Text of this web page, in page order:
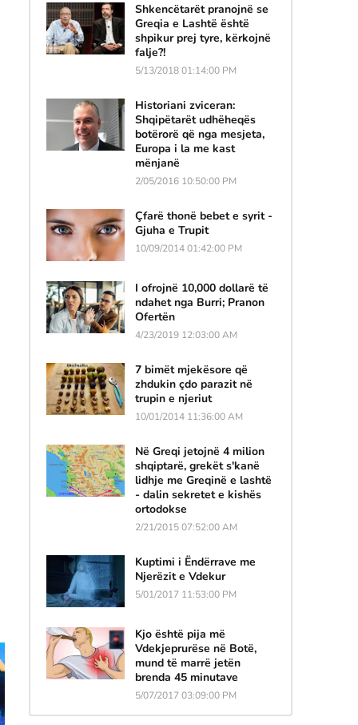
Shkencëtarët pranojnë se
Greqia e Lashtë është
shpikur prej tyre, kërkojnë
falje?!
5/13/2018 01:14:00 PM
Historiani zviceran:
Shqipëtarët udhëheqës
botërorë që nga mesjeta,
Europa i la me kast
mënjanë
2/05/2016 10:50:00 PM
Çfarë thonë bebet e syrit -
Gjuha e Trupit
10/09/2014 01:42:00 PM
I ofrojnë 10,000 dollarë të
ndahet nga Burri; Pranon
Ofertën
4/23/2019 12:03:00 AM
7 bimët mjekësore që
zhdukin çdo parazit në
trupin e njeriut
10/01/2014 11:36:00 AM
Në Greqi jetojnë 4 milion
shqiptarë, grekët s'kanë
lidhje me Greqinë e lashtë
- dalin sekretet e kishës
ortodokse
2/21/2015 07:52:00 AM
Kuptimi i Ëndërrave me
Njerëzit e Vdekur
5/01/2017 11:53:00 PM
Kjo është pija më
Vdekjeprurëse në Botë,
mund të marrë jetën
brenda 45 minutave
5/07/2017 03:09:00 PM